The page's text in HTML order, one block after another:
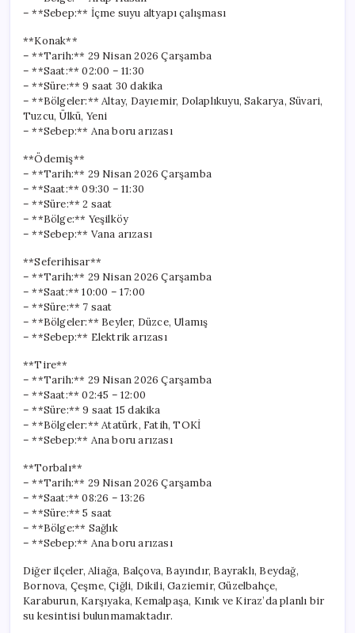
– **Sebep:** İçme suyu altyapı çalışması
**Konak**
– **Tarih:** 29 Nisan 2026 Çarşamba
– **Saat:** 02:00 – 11:30
– **Süre:** 9 saat 30 dakika
– **Bölgeler:** Altay, Dayıemir, Dolaplıkuyu, Sakarya, Süvari,
Tuzcu, Ülkü, Yeni
– **Sebep:** Ana boru arızası
**Ödemiş**
– **Tarih:** 29 Nisan 2026 Çarşamba
– **Saat:** 09:30 – 11:30
– **Süre:** 2 saat
– **Bölge:** Yeşilköy
– **Sebep:** Vana arızası
**Seferihisar**
– **Tarih:** 29 Nisan 2026 Çarşamba
– **Saat:** 10:00 – 17:00
– **Süre:** 7 saat
– **Bölgeler:** Beyler, Düzce, Ulamış
– **Sebep:** Elektrik arızası
**Tire**
– **Tarih:** 29 Nisan 2026 Çarşamba
– **Saat:** 02:45 – 12:00
– **Süre:** 9 saat 15 dakika
– **Bölgeler:** Atatürk, Fatih, TOKİ
– **Sebep:** Ana boru arızası
**Torbalı**
– **Tarih:** 29 Nisan 2026 Çarşamba
– **Saat:** 08:26 – 13:26
– **Süre:** 5 saat
– **Bölge:** Sağlık
– **Sebep:** Ana boru arızası
Diğer ilçeler, Aliağa, Balçova, Bayındır, Bayraklı, Beydağ,
Bornova, Çeşme, Çiğli, Dikili, Gaziemir, Güzelbahçe,
Karaburun, Karşıyaka, Kemalpaşa, Kınık ve Kiraz’da planlı bir
su kesintisi bulunmamaktadır.